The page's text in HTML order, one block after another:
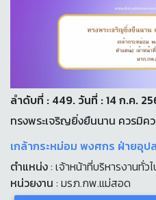
ลำดับที่ : 449. วันที่ : 14 ก.ค.
ทรงพระเจริญยิ่งยืนนาน ควรมิค
เกล้ากระหม่อม พงศกร ฝ่ายอุป
ตำแหน่ง: เจ้าหน้าที่บริหารงานทั่ว
หน่วยงาน : มรภ.กพ.แม่สอด